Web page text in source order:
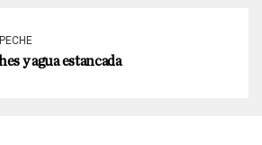
y agua estancada